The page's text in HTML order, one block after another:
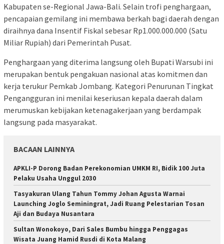
Kabupaten se-Regional Jawa-Bali. Selain trofi penghargaan,
pencapaian gemilang ini membawa berkah bagi daerah dengan
diraihnya dana Insentif Fiskal sebesar Rp1.000.000.000 (Satu
Miliar Rupiah) dari Pemerintah Pusat.
Penghargaan yang diterima langsung oleh Bupati Warsubi ini
merupakan bentuk pengakuan nasional atas komitmen dan
kerja terukur Pemkab Jombang. Kategori Penurunan Tingkat
Pengangguran ini menilai keseriusan kepala daerah dalam
merumuskan kebijakan ketenagakerjaan yang berdampak
langsung pada masyarakat.
BACAAN LAINNYA
APKLI-P Dorong Badan Perekonomian UMKM RI, Bidik 100 Juta
Pelaku Usaha Unggul 2030
Tasyakuran Ulang Tahun Tommy Johan Agusta Warnai
Launching Joglo Seminingrat, Jadi Ruang Pelestarian Tosan
Aji dan Budaya Nusantara
Sultan Wonokoyo, Dari Sales Bumbu hingga Penggagas
Wisata Juang Hamid Rusdi di Kota Malang